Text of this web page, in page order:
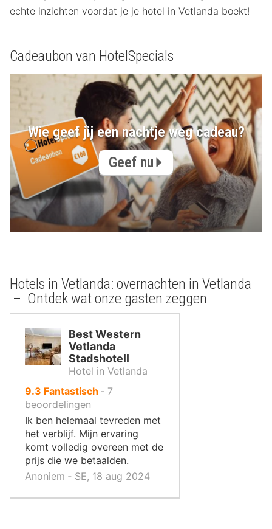
echte inzichten voordat je je hotel in Vetlanda boekt!
Cadeaubon van HotelSpecials
Wie geef jij een nachtje weg cadeau?
Geef nu
Hotels in Vetlanda: overnachten in Vetlanda
– Ontdek wat onze gasten zeggen
Best Western
Vetlanda
Stadshotell
Hotel in Vetlanda
9.3 uit
10
,
Fantastisch ‐ 7
beoordelingen
Ik ben helemaal tevreden met
het verblijf. Mijn ervaring
komt volledig overeen met de
prijs die we betaalden.
Anoniem ‐ SE, 18 aug 2024